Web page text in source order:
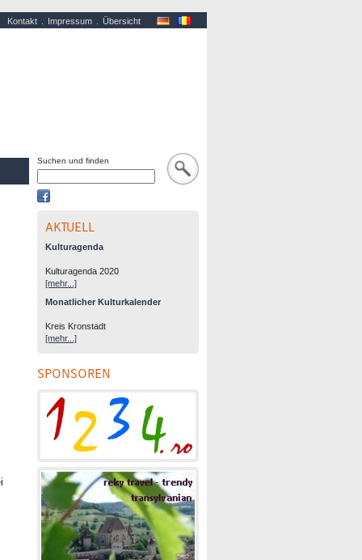
Kontakt Impressum Übersicht
Suchen und finden
AKTUELL
Kulturagenda
Kulturagenda 2020
[mehr...]
Monatlicher Kulturkalender
Kreis Kronstadt
[mehr...]
SPONSOREN